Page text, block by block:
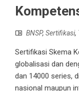
BNSP, Sertifikasi,
Sertifikasi Skema
globalisasi dan
dan 14000 series,
nasional maupun